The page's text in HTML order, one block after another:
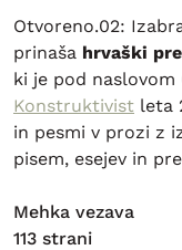
Otvoreno.02:
prinaša hrvaški
ki je pod
Konstruktivist leta
in pesmi v prozi z
pisem, esejev in
Mehka vezava
113 strani